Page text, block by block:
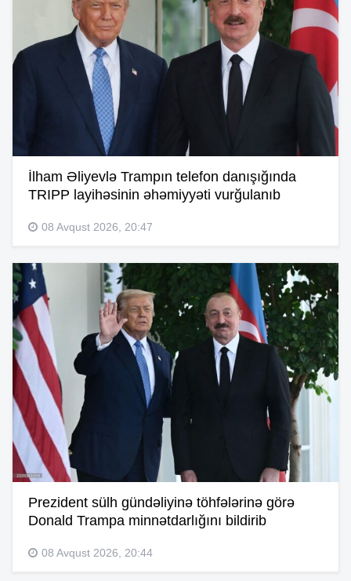
İlham Əliyevlə Trampın telefon danışığında
TRIPP layihəsinin əhəmiyyəti vurğulanıb
08 Avqust 2026, 20:47
Prezident sülh gündəliyinə töhfələrinə görə
Donald Trampa minnətdarlığını bildirib
08 Avqust 2026, 20:44